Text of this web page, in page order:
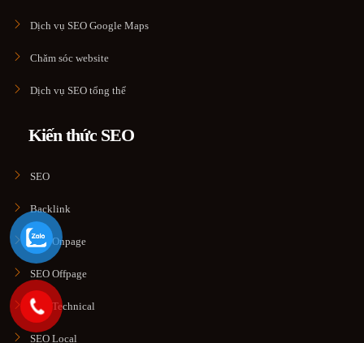
Dịch vụ SEO Google Maps
Chăm sóc website
Dịch vụ SEO tổng thể
Kiến thức SEO
SEO
Backlink
SEO Onpage
SEO Offpage
SEO Technical
SEO Local